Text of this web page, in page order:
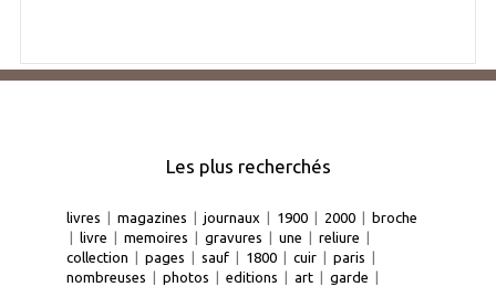
Les plus recherchés
livres | magazines | journaux | 1900 | 2000 | broche
| livre | memoires | gravures | une | reliure |
collection | pages | sauf | 1800 | cuir | paris |
nombreuses | photos | editions | art | garde |